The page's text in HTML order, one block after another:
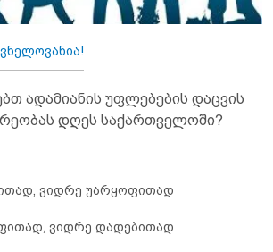
ადამიანის უფლებების დაცვის
დღეს საქართველოში?
ვიდრე უარყოფითად
ვიდრე დადებითად